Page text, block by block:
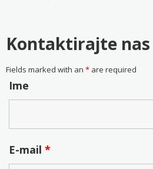
Kontaktirajte nas
Fields marked with an *are required
Ime
E-mail *